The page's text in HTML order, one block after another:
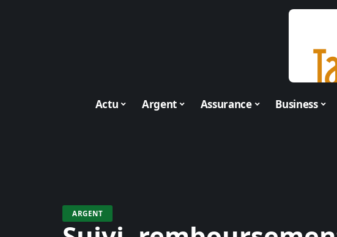
Actu Argent Assurance Business
ARGENT